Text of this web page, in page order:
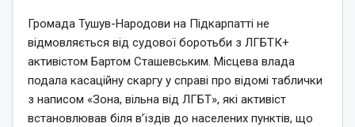
Громада Тушув-Народови на Підкарпатті не
відмовляється від судової боротьби з ЛГБТК+
активістом Бартом Сташевським. Місцева влада
подала касаційну скаргу у справі про відомі таблички
з написом «Зона, вільна від ЛГБТ», які активіст
встановлював біля в’їздів до населених пунктів, що